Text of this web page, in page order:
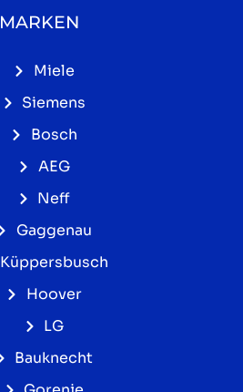
MARKEN
Miele
Siemens
Bosch
AEG
Neff
Gaggenau
Küppersbusch
Hoover
LG
Bauknecht